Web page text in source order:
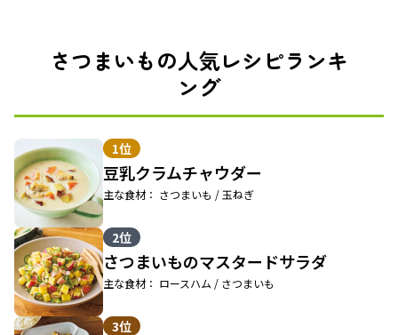
さつまいもの人気レシピランキ
ング
1位
豆乳クラムチャウダー
主な食材： さつまいも / 玉ねぎ
2位
さつまいものマスタードサラダ
主な食材： ロースハム / さつまいも
3位